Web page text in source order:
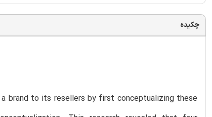
چکیده
brand to its resellers by first conceptualizing these